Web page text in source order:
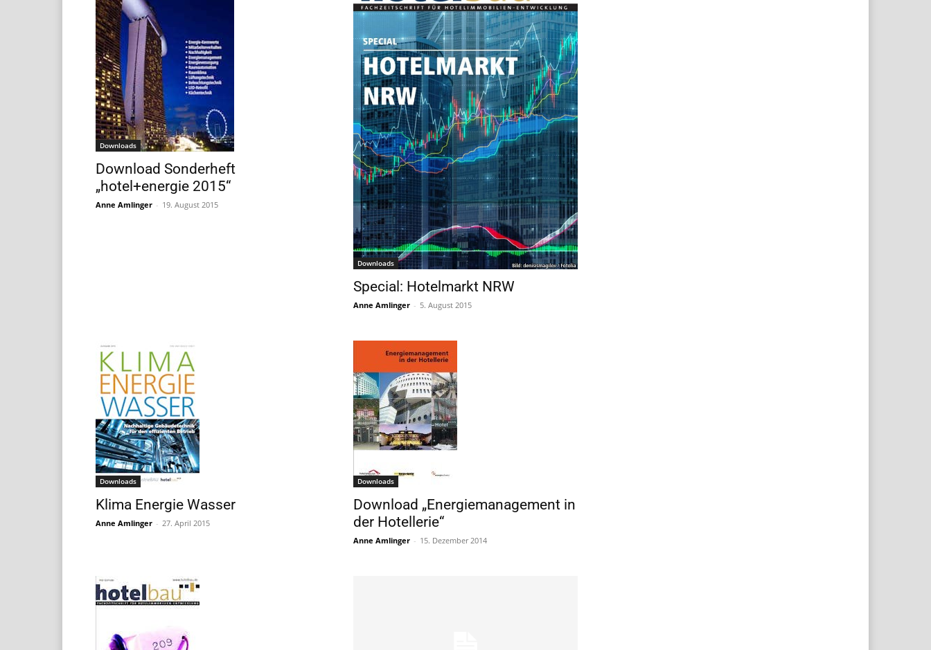
Downloads
Download Sonderheft
„hotel+energie 2015“
Anne Amlinger - 19. August 2015
Downloads
Special: Hotelmarkt NRW
Anne Amlinger - 5. August 2015
Downloads
Klima Energie Wasser
Anne Amlinger - 27. April 2015
Downloads
Download „Energiemanagement in
der Hotellerie“
Anne Amlinger - 15. Dezember 2014